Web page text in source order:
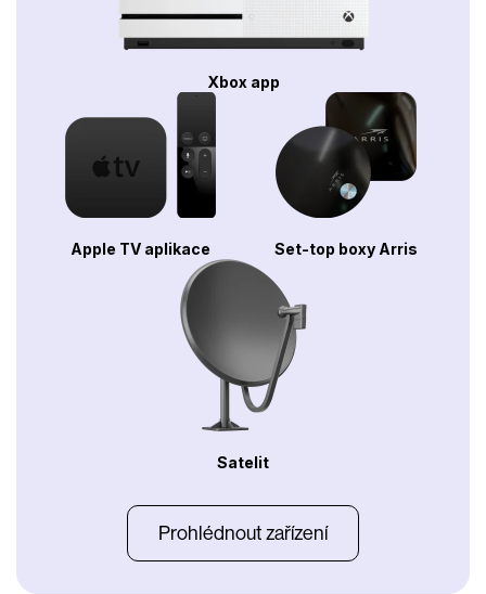
Xbox app
Apple TV aplikace Set-top boxy Arris
Satelit
Prohlédnout zařízení